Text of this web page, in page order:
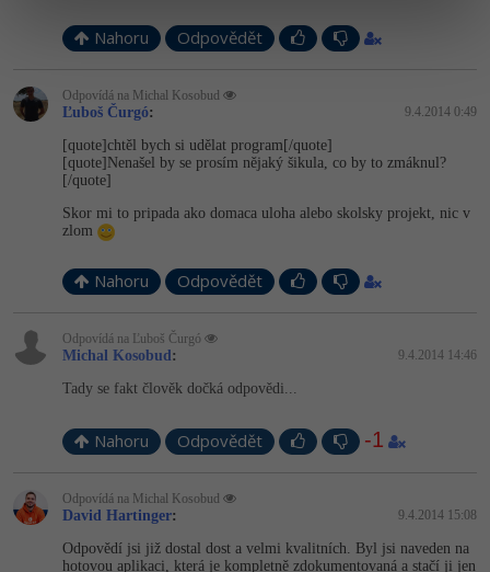
Nahoru Odpovědět
Odpovídá na Michal Kosobud
Ľuboš Čurgó: 9.4.2014 0:49
[quote]chtěl bych si udělat program[/quote]
[quote]Nenašel by se prosím nějaký šikula, co by to zmáknul?
[/quote]
Skor mi to pripada ako domaca uloha alebo skolsky projekt, nic v
zlom
Nahoru Odpovědět
Odpovídá na Ľuboš Čurgó
Michal Kosobud : 9.4.2014 14:46
Tady se fakt člověk dočká odpovědi...
Nahoru Odpovědět -1
Odpovídá na Michal Kosobud
David Hartinger: 9.4.2014 15:08
Odpovědí jsi již dostal dost a velmi kvalitních. Byl jsi naveden na
hotovou aplikaci, která je kompletně zdokumentovaná a stačí ji jen